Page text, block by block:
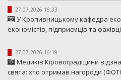
27.07.2026 16:33
У Кропивницькому кафедра
економістів, підприємців та
27.07.2026 16:19
Медиків Кіровоградщини
свята: хто отримав нагороди